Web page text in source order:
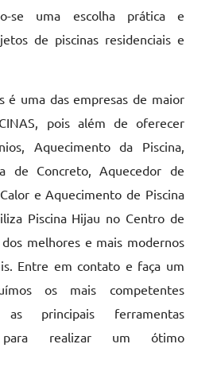
se uma escolha prática e
de piscinas residenciais e
é uma das empresas de maior
pois além de oferecer
Aquecimento da Piscina,
de Concreto, Aquecedor de
e Aquecimento de Piscina
Piscina Hijau no Centro de
melhores e mais modernos
Entre em contato e faça um
os mais competentes
principais ferramentas
para realizar um ótimo